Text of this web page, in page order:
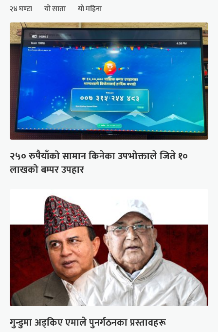
२४ घण्टा यो साता यो महिना
२५० रुपैयाँको सामान किनेका उपभोक्ताले जिते १०
लाखको बम्पर उपहार
गुन्डुमा अड्किए एमाले पुनर्गठनका प्रस्तावहरू